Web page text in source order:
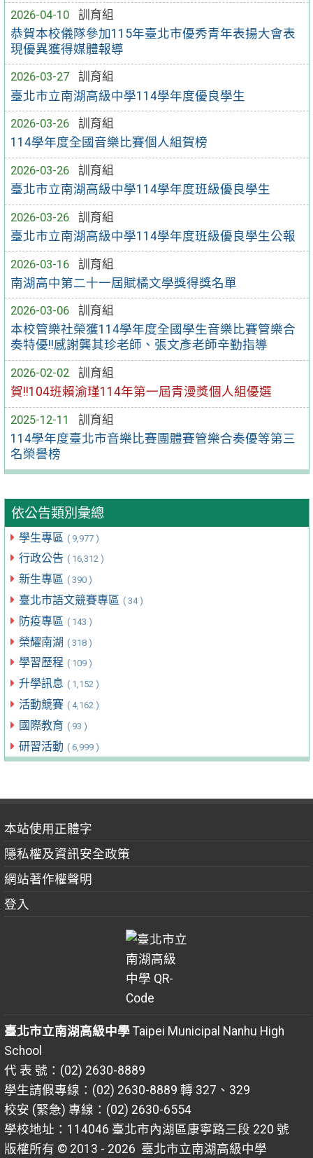
2026-04-10
訓育組
恭賀本校儀隊參加115年臺北市優秀青年表揚大會表
現優異獲得媒體報導
2026-03-27
訓育組
臺北市立南湖高級中學114學年度優良學生
2026-03-26
訓育組
114學年度全國音樂比賽個人組賀榜
2026-03-26
訓育組
臺北市立南湖高級中學114學年度班級優良學生
2026-03-26
訓育組
臺北市立南湖高級中學114學年度班級優良學生公報
2026-03-16
訓育組
南湖高中第二十一屆賦橘文學獎得獎名單
2026-03-06
訓育組
本校管樂社榮獲114學年度全國學生音樂比賽管樂合
奏特優!!感謝龔其珍老師、張文彥老師辛勤指導
2026-02-02
訓育組
賀!!104班賴渝瑾114年第一屆青漫獎個人組優選
2025-12-11
訓育組
114學年度臺北市音樂比賽團體賽管樂合奏優等第三
名榮譽榜
依公告類別彙總
學生專區 ( 9,977 )
行政公告 ( 16,312 )
新生專區 ( 390 )
臺北市語文競賽專區 ( 34 )
防疫專區 ( 143 )
榮耀南湖 ( 318 )
學習歷程 ( 109 )
升學訊息 ( 1,152 )
活動競賽 ( 4,162 )
國際教育 ( 93 )
研習活動 ( 6,999 )
本站使用正體字
隱私權及資訊安全政策
網站著作權聲明
登入
臺北市立南湖高級中學Taipei Municipal Nanhu High
School
代 表 號：(02) 2630-8889
學生請假專線：(02) 2630-8889 轉 327、329
校安 (緊急) 專線：(02) 2630-6554
學校地址：114046 臺北市內湖區康寧路三段 220 號
版權所有 © 2013 - 2026 臺北市立南湖高級中學